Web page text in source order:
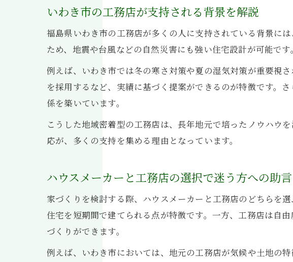
いわき
工務店
後悔しない
工務店
実際の
いわき市の工務店が支持される背景を解説
福島県いわき市の工務店が多くの人に支持されている背景に
ため、地震や台風などの自然災害にも強い住宅設計が可能で
例えば、いわき市では冬の寒さ対策や夏の湿気対策が重要視
を採用するなど、実績に基づく提案ができるのが特徴です。
係を築いています。
こうした地域密着型の工務店は、長年地元で培ったノウハウ
応が、多くの支持を集める理由となっています。
ハウスメーカーと工務店の選択で迷う方への助言
家づくりを検討する際、ハウスメーカーと工務店のどちらを
住宅を短期間で建てられる点が特徴です。一方、工務店は自
づくりができます。
例えば、いわき市においては、地元の工務店が気候や土地の